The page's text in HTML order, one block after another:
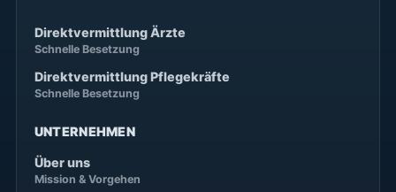
Direktvermittlung Ärzte
Schnelle Besetzung
Direktvermittlung Pflegekräfte
Schnelle Besetzung
UNTERNEHMEN
Über uns
Mission & Vorgehen